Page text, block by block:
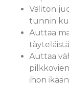
Välitön
tunnin
Auttaa
Auttaa
ihon